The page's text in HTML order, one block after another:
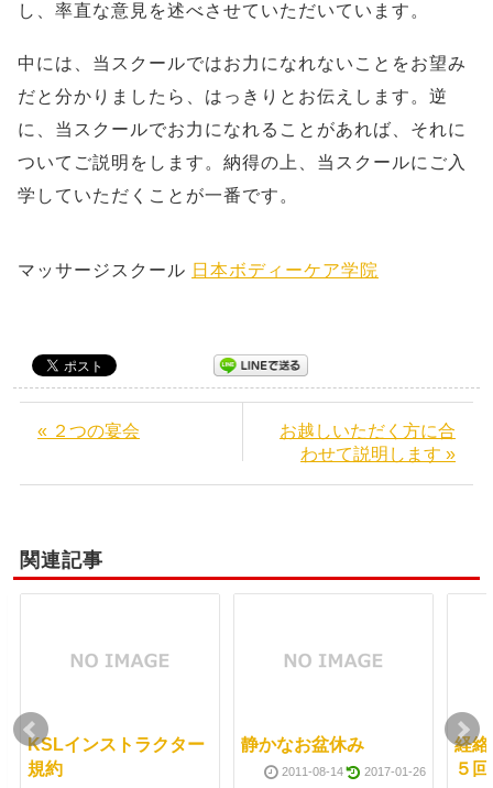
し、率直な意見を述べさせていただいています。
中には、当スクールではお力になれないことをお望み
だと分かりましたら、はっきりとお伝えします。逆
に、当スクールでお力になれることがあれば、それに
ついてご説明をします。納得の上、当スクールにご入
学していただくことが一番です。
マッサージスクール 日本ボディーケア学院
« ２つの宴会
お越しいただく方に合
わせて説明します »
関連記事
KSLインストラクター
規約
静かなお盆休み
2011-08-14 2017-01-26
経
５